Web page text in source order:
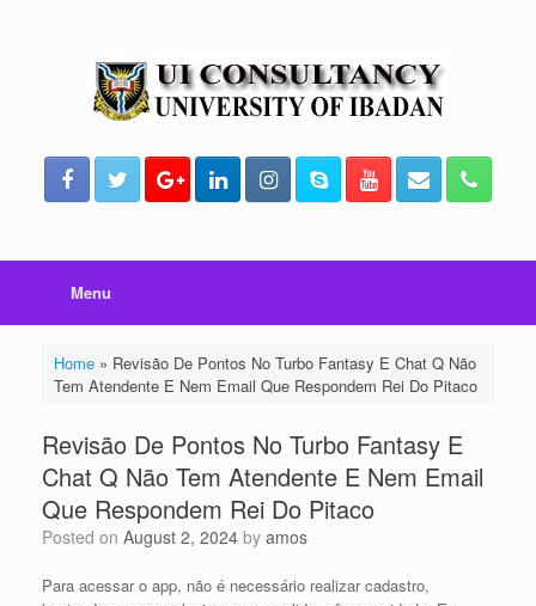
Menu
Home» Revisão De Pontos No Turbo Fantasy E Chat Q Não
Tem Atendente E Nem Email Que Respondem Rei Do Pitaco
Revisão De Pontos No Turbo Fantasy E
Chat Q Não Tem Atendente E Nem Email
Que Respondem Rei Do Pitaco
Posted on August 2, 2024 by amos
Para acessar o app, não é necessário realizar cadastro,